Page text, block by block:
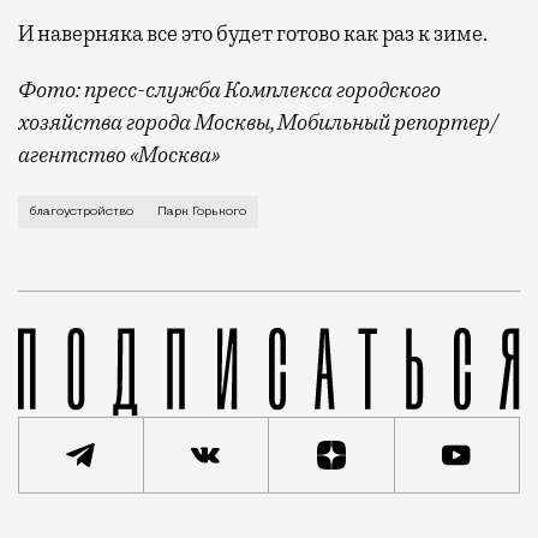
И наверняка все это будет готово как раз к зиме.
Фото: пресс-служба Комплекса городского
хозяйства города Москвы, Мобильный репортер/
агентство «Москва»
Если вы собираетесь прогуляться по парку
благоустройство Парк Горького